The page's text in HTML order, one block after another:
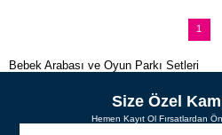
1
Bebek Arabası ve Oyun Parkı Setleri
Size Özel
Hemen Kayıt Ol Fırsatlardan